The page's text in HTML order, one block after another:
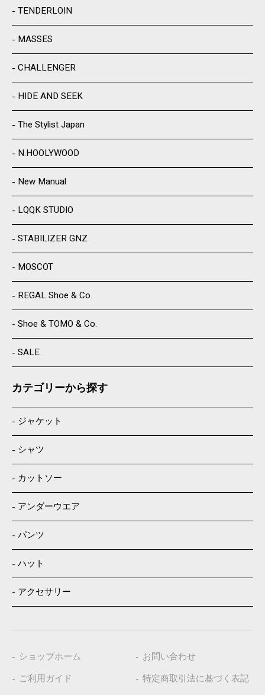
TENDERLOIN
MASSES
CHALLENGER
HIDE AND SEEK
The Stylist Japan
N.HOOLYWOOD
New Manual
LQQK STUDIO
STABILIZER GNZ
MOSCOT
REGAL Shoe & Co.
Shoe & TOMO & Co.
SALE
カテゴリーから探す
ジャケット
シャツ
カットソー
アンダーウエア
パンツ
ハット
アクセサリー
ショップホーム
ご利用ガイド
お問い合わせ
特定商取引法に基づく表記